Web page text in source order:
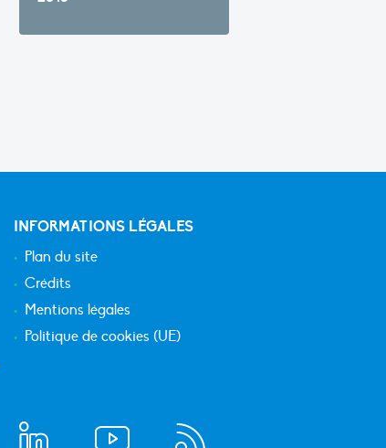
INFORMATIONS LÉGALES
Plan du site
Crédits
Mentions légales
Politique de cookies (UE)